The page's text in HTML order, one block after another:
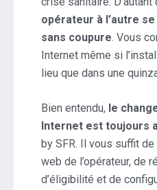
opérateur à l’autre
sans coupure. Vous
Internet même si
lieu que dans une
Bien entendu, le
Internet est toujours
by SFR. Il vous suffit
web de l’opérateur, de
d’éligibilité et de